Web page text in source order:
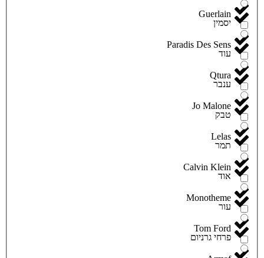
Guerlain
Paradis Des Sens
Qtura
Jo Malone
Lelas
Calvin Klein
Monotheme
Tom Ford
יסמין
עוד
ענבר
טבק
תמר
אוד
עור
פרחי גרניום